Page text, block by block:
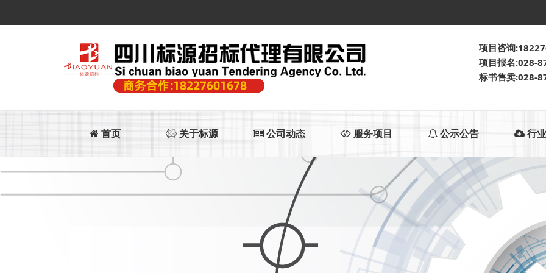
项目咨询
项目报名:028-
标书售卖:028-
首页 关于标源 公司动态 服务项目 公示公告 行